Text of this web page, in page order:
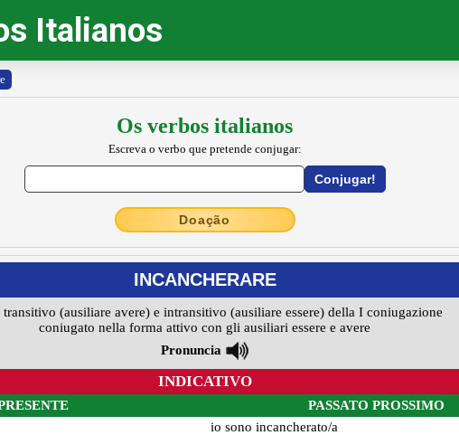
Italianos
Os verbos italianos
Escreva o verbo que pretende conjugar:
Doação
INCANCHERARE
transitivo (ausiliare avere) e intransitivo (ausiliare essere) della I coniugazione
coniugato nella forma attivo con gli ausiliari essere e avere
Pronuncia
INDICATIVO
PASSATO PROSSIMO
io sono incancherato/a